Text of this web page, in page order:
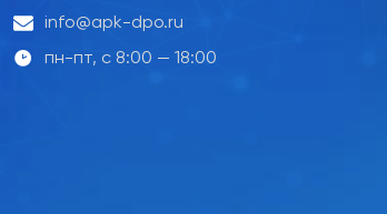
info@apk-dpo.ru
пн-пт, с 8:00 — 18:00